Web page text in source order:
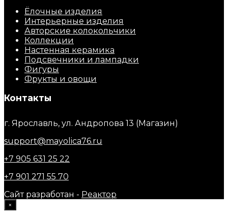
Ёлочные изделия
Интерьерные изделия
Авторские колокольчики
Коллекции
Настенная керамика
Подсвечники и лампадки
Фигуры
Фрукты и овощи
Контакты
г. Ярославль, ул. Андропова 13 (Магазин)
support@mayolica76.ru
+7 905 631 25 22
+7 901 271 55 70
Сайт разработан - Реактор
×